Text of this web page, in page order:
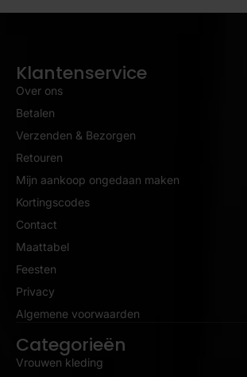
Klantenservice
Over ons
Betalen
Verzenden & Bezorgen
Retouren
Mijn aankoop ongedaan maken
Kortingscodes
Contact
Maattabel
Feesten
Privacy
Algemene voorwaarden
Categorieën
Vrouwen kleding